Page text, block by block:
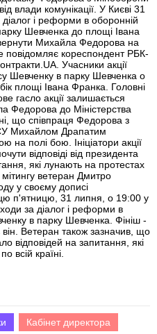
влади комунікації. У Києві 31
і реформи в оборонній
Шевченка до площі Івана
Михайла Федорова на
повідомляє кореспондент РБК-
Учасники акції
Шевченку в парку Шевченка о
площі Івана Франка. Головні
гасло акції залишається
Федорова до Міністерства
що співпраця Федорова з
Михайлом Драпатим
на полі бою. Ініціатори акції
відповіді від президента
які лунають на протестах
мітингу ветеран Дмитро
у своєму дописі
п'ятницю, 31 липня, о 19:00 у
за діалог і реформи в
в парку Шевченка. Фініш -
Ветеран також зазначив, що
відповідей на запитання, які
всій країні.
Кабінет директора